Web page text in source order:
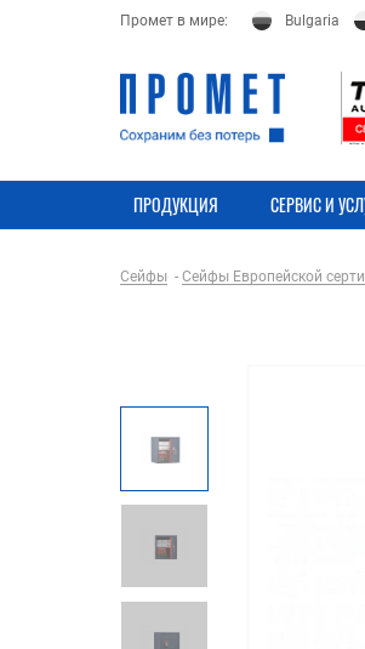
Промет в мире: Bulgaria
ПРОДУКЦИЯ СЕРВИС И
Сейфы Сейфы Европейской